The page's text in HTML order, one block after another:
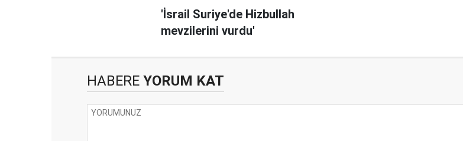
'İsrail Suriye'de Hizbullah
mevzilerini vurdu'
HABERE YORUM KAT